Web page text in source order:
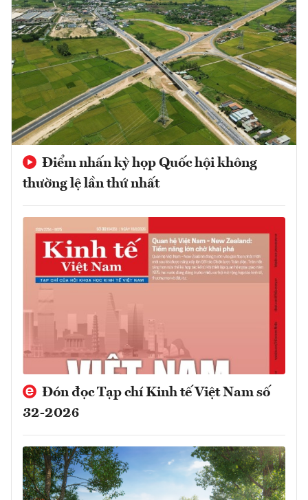
Điểm nhấn kỳ họp Quốc hội không
thường lệ lần thứ nhất
Đón đọc Tạp chí Kinh tế Việt Nam số
32-2026